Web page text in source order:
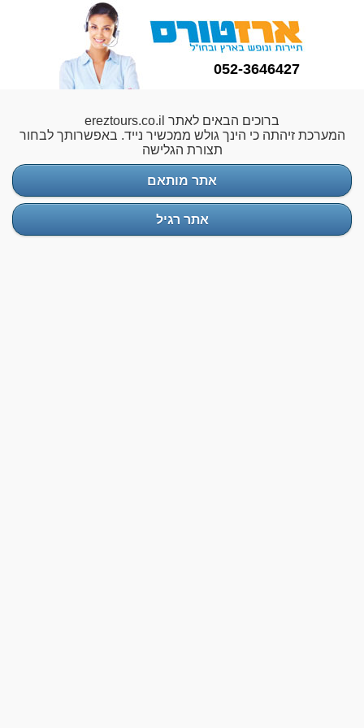
052-3646427
ברוכים הבאים לאתר ereztours.co.il
המערכת זיהתה כי הינך גולש ממכשיר נייד. באפשרותך לבחור
תצורת הגלישה
אתר מותאם
אתר רגיל